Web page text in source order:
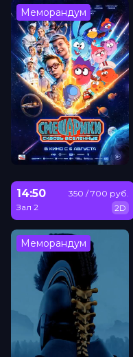
Меморандум
14:50
Зал 2
350 / 700 руб.
2D
Меморандум